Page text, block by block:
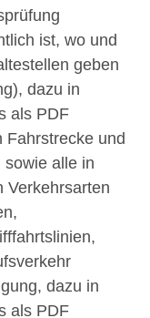
ist, wo und
geben
dazu in
als PDF
Fahrstrecke und
sowie alle in
Verkehrsarten
dazu in
als PDF